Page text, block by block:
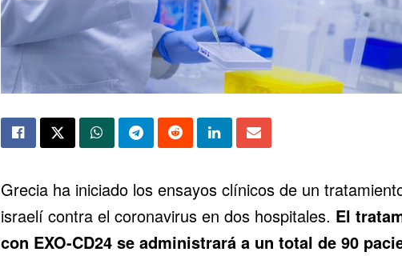
Grecia ha iniciadolos ensayos clínicos de un
israelí contra el coronavirus en dos hospitales. El
con EXO-CD24 se administrará a un total de 90